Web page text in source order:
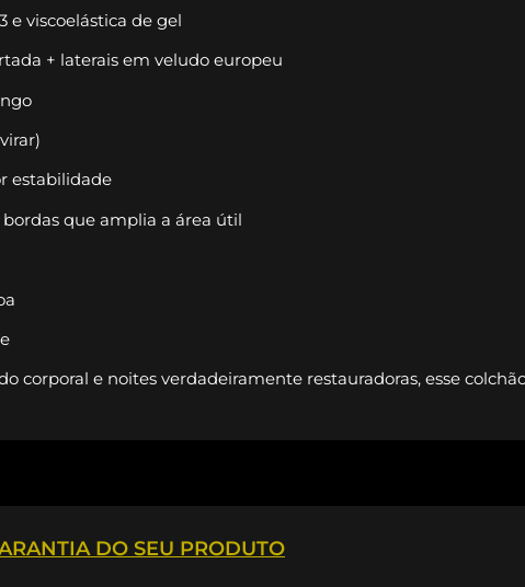
e viscoelástica de gel
+ laterais em veludo europeu
estabilidade
que amplia a área útil
corporal e noites verdadeiramente restauradoras, esse
DO SEU PRODUTO